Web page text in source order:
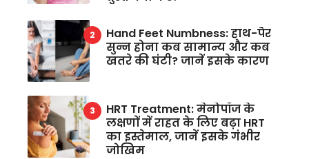
Hand Feet Numbness: हाथ-पैर
सुन्न होना कब सामान्य और कब
खतरे की घंटी? जानें इसके कारण
HRT Treatment: मेनोपॉज के
लक्षणों में राहत के लिए बढ़ा HRT
का इस्तेमाल, जानें इसके गंभीर
जोखिम